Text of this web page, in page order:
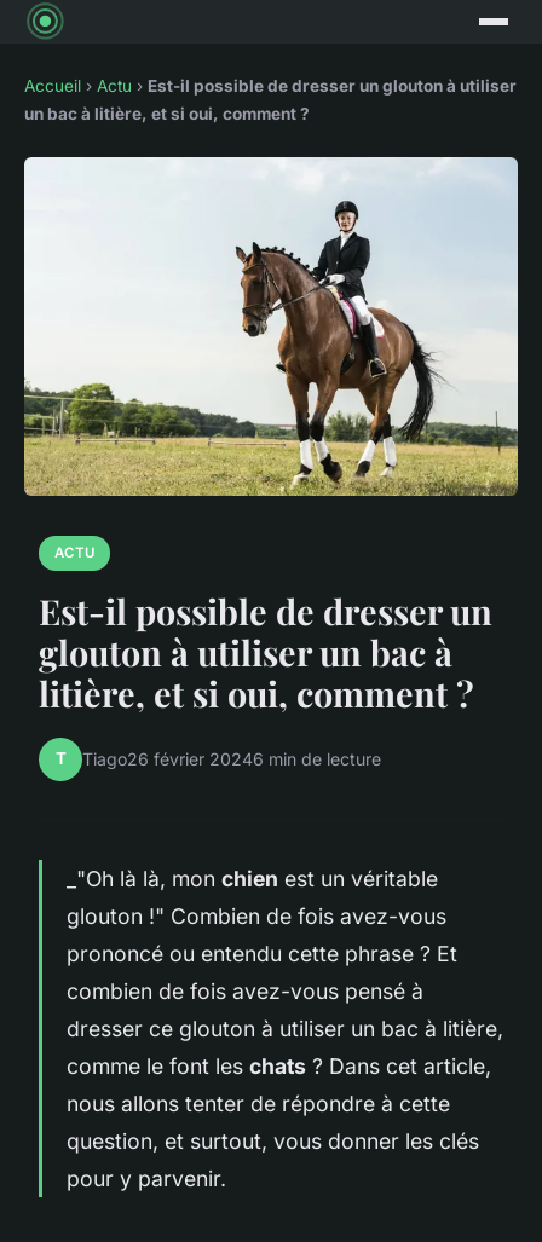
Accueil › Actu › Est-il possible de dresser un glouton à utiliser
un bac à litière, et si oui, comment ?
ACTU
Est-il possible de dresser un
glouton à utiliser un bac à
litière, et si oui, comment ?
T Tiago26 février 20246 min de lecture
_"Oh là là, mon chien est un véritable
glouton !" Combien de fois avez-vous
prononcé ou entendu cette phrase ? Et
combien de fois avez-vous pensé à
dresser ce glouton à utiliser un bac à litière,
comme le font les chats ? Dans cet article,
nous allons tenter de répondre à cette
question, et surtout, vous donner les clés
pour y parvenir.